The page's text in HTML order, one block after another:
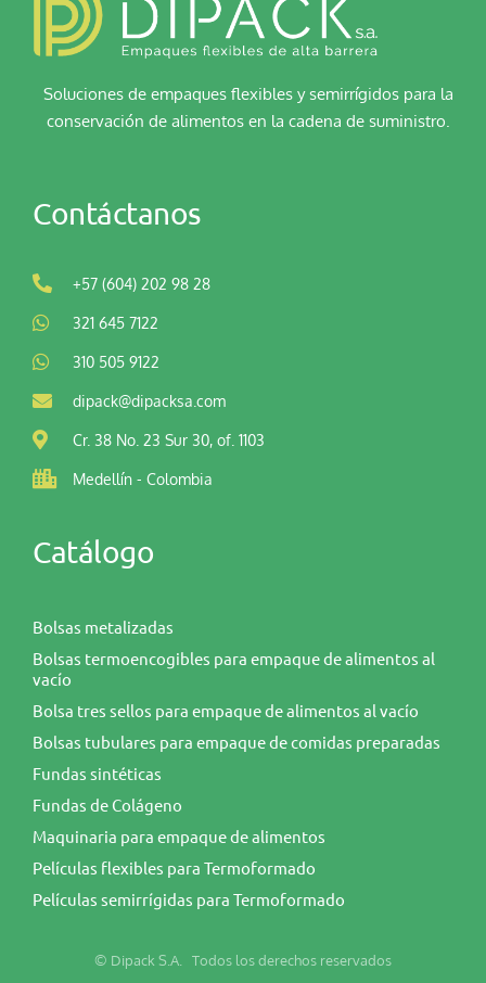
Soluciones de empaques flexibles y semirrígidos para la
conservación de alimentos en la cadena de suministro.
Contáctanos
+57 (604) 202 98 28
321 645 7122
310 505 9122
dipack@dipacksa.com
Cr. 38 No. 23 Sur 30, of. 1103
Medellín - Colombia
Catálogo
Bolsas metalizadas
Bolsas termoencogibles para empaque de alimentos al
vacío
Bolsa tres sellos para empaque de alimentos al vacío
Bolsas tubulares para empaque de comidas preparadas
Fundas sintéticas
Fundas de Colágeno
Maquinaria para empaque de alimentos
Películas flexibles para Termoformado
Películas semirrígidas para Termoformado
© Dipack S.A. Todos los derechos reservados